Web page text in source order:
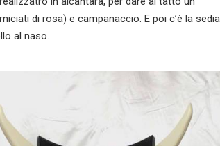
di rosa) e campanaccio. E poi c’è la sedia
al naso.